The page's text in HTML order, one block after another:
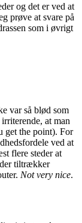
og det er ved at
prøve at svare på
som i øvrigt
var så blød som
at man
get the point). For
ved at
flere steder at
tiltrækker
Not very nice.